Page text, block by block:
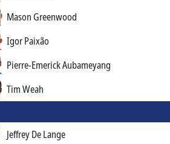
Mason Greenwood
Igor Paixão
Pierre-Emerick Aubameyang
Tim Weah
Jeffrey De Lange